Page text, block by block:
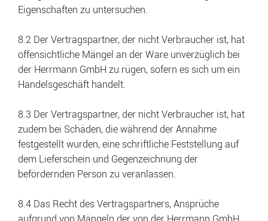
Eigenschaften zu untersuchen.
8.2 Der Vertragspartner, der nicht Verbraucher ist, hat
offensichtliche Mängel an der Ware unverzüglich bei
der Herrmann GmbH zu rügen, sofern es sich um ein
Handelsgeschäft handelt.
8.3 Der Vertragspartner, der nicht Verbraucher ist, hat
zudem bei Schäden, die während der Annahme
festgestellt wurden, eine schriftliche Feststellung auf
dem Lieferschein und Gegenzeichnung der
befördernden Person zu veranlassen.
8.4 Das Recht des Vertragspartners, Ansprüche